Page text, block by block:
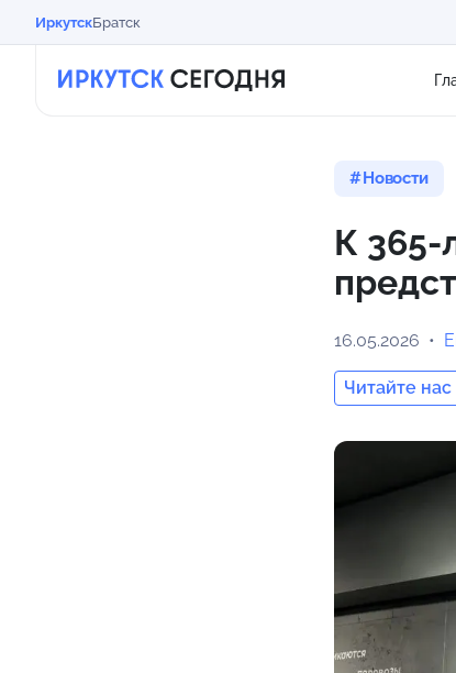
ИркутскБратск
Новости
К 365-
16.05.2026
Читайте нас